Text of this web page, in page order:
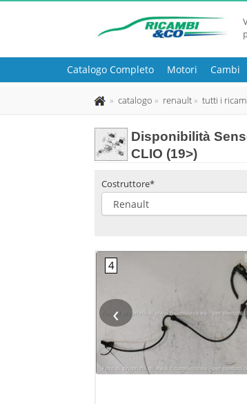
Catalogo Completo Motori Cambi
catalogo renault tutti i
Disponibilità
CLIO (19>)
Costruttore*
‹